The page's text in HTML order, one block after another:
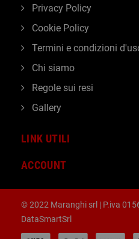
LINK UTILI
ACCOUNT
Privacy Policy
Cookie Policy
Termini e condizioni
Chi siamo
Regole sui resi
Gallery
© 2022 Maranghi srl | P.iva
DataSmartSrl